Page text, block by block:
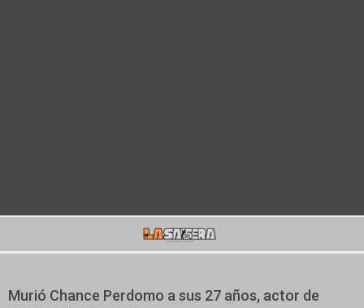
Murió Chance Perdomo a sus 27 años, actor de